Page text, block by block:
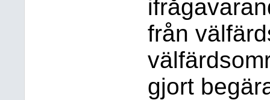
från
gjort